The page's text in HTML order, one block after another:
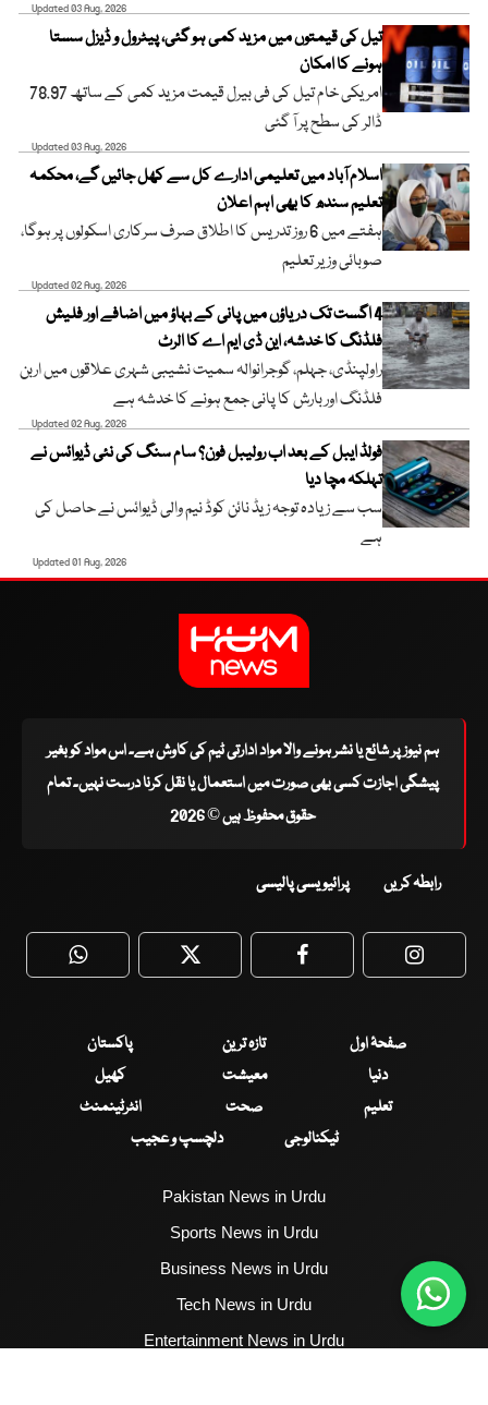
Updated 03 Aug, 2026
تیل کی قیمتوں میں مزید کمی ہو گئی، پیٹرول و ڈیزل سستا
ہونے کا امکان
امریکی خام تیل کی فی بیرل قیمت مزید کمی کے ساتھ 78.97
ڈالر کی سطح پر آ گئی
Updated 03 Aug, 2026
اسلام آباد میں تعلیمی ادارے کل سے کھل جائیں گے، محکمہ
تعلیم سندھ کا بھی اہم اعلان
ہفتے میں 6 روز تدریس کا اطلاق صرف سرکاری اسکولوں پر ہوگا،
صوبائی وزیر تعلیم
Updated 02 Aug, 2026
4 اگست تک دریاؤں میں پانی کے بہاؤ میں اضافے اور فلیش
فلڈنگ کا خدشہ، این ڈی ایم اے کا الرٹ
راولپنڈی، جہلم، گوجرانوالہ سمیت نشیبی شہری علاقوں میں اربن
فلڈنگ اور بارش کا پانی جمع ہونے کا خدشہ ہے
Updated 02 Aug, 2026
فولڈ ایبل کے بعد اب رولیبل فون؟ سام سنگ کی نئی ڈیوائس نے
تہلکہ مچا دیا
سب سے زیادہ توجہ زیڈ نائن کوڈ نیم والی ڈیوائس نے حاصل کی
ہے
Updated 01 Aug, 2026
ہم نیوز پر شائع یا نشر ہونے والا مواد ادارتی ٹیم کی کاوش ہے۔ اس مواد کو بغیر
پیشگی اجازت کسی بھی صورت میں استعمال یا نقل کرنا درست نہیں۔ تمام
حقوق محفوظ ہیں © 2026
رابطہ کریں پرائیویسی پالیسی
WhatsApp Twitter Facebook
صفحۂ اول تازہ ترین
پاکستان
دنیا
معیشت
کھیل
تعلیم
صحت
انٹرٹینمنٹ
ٹیکنالوجی
دلچسپ و عجیب
Pakistan News in Urdu
Sports News in Urdu
Business News in Urdu
Tech News in Urdu
Entertainment News in Urdu